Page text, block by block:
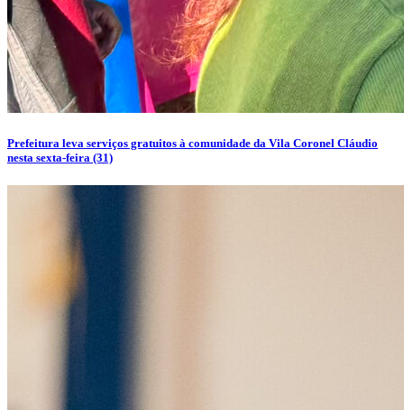
Prefeitura leva serviços gratuitos à comunidade da Vila Coronel Cláudio
nesta sexta-feira (31)